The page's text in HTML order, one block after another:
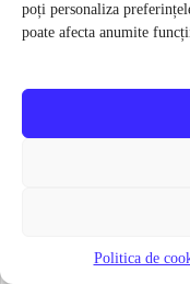
poți personaliza
poate afecta anumite
Politica de
Pantaloni functionali